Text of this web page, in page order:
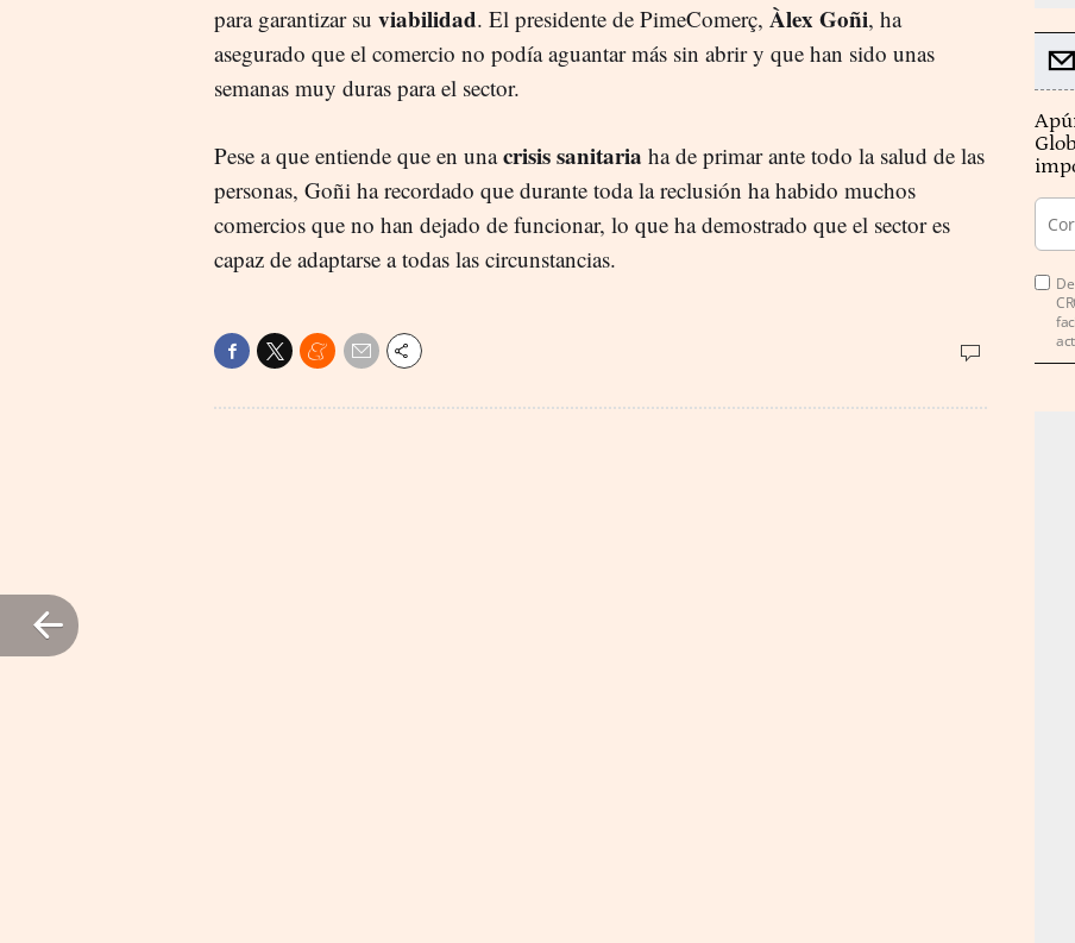
para garantizar su viabilidad. El presidente de PimeComerç, Àlex Goñi, ha
asegurado que el comercio no podía aguantar más sin abrir y que han sido unas
semanas muy duras para el sector.
Pese a que entiende que en unacrisis sanitaria ha de primar ante todo la salud de las
personas, Goñi ha recordado que durante toda la reclusión ha habido muchos
comercios que no han dejado de funcionar, lo que ha demostrado que el sector es
capaz de adaptarse a todas las circunstancias.